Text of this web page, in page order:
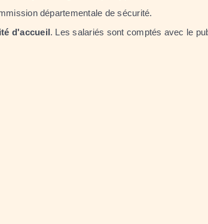
départementale de sécurité.
d'accueil. Les salariés sont comptés avec le